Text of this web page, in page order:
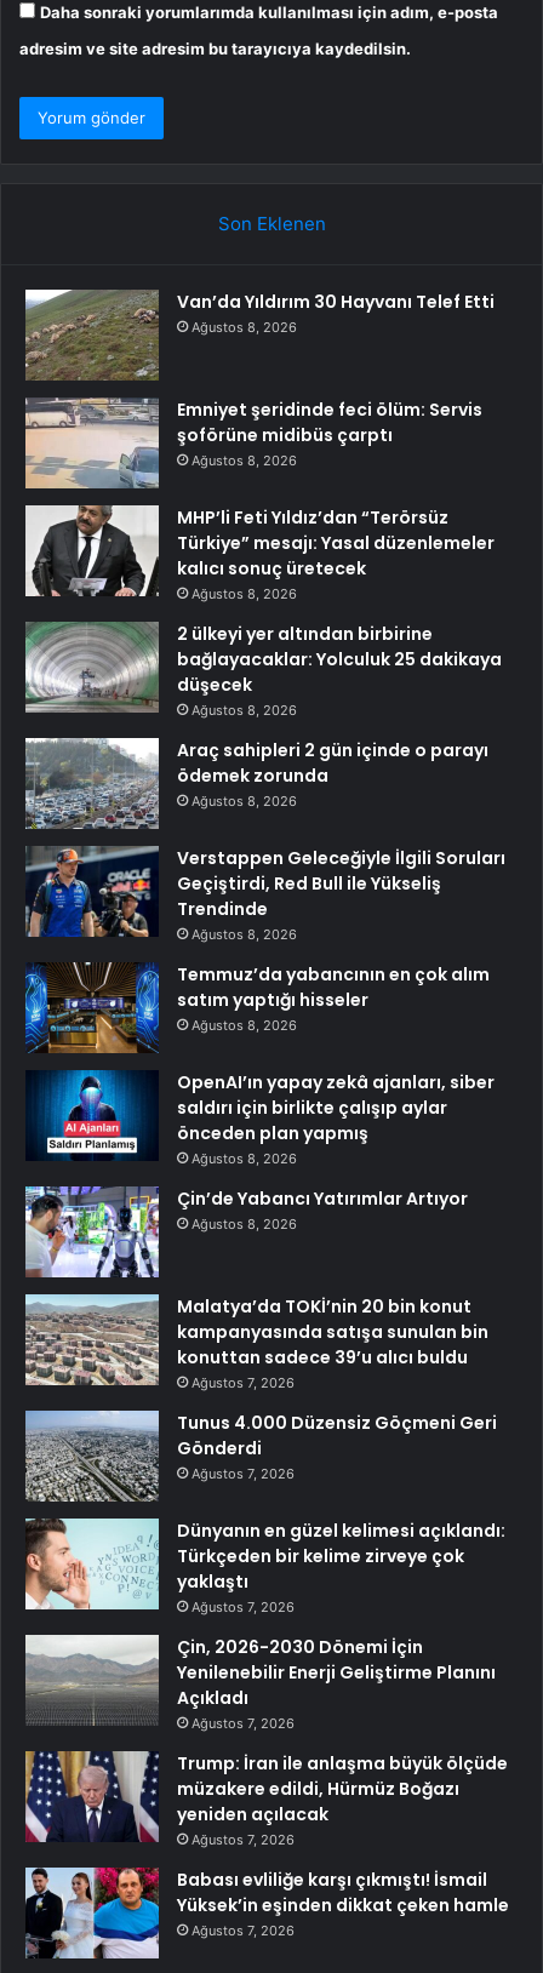
Daha sonraki yorumlarımda kullanılması için adım, e-posta
adresim ve site adresim bu tarayıcıya kaydedilsin.
Son Eklenen
Van’da Yıldırım 30 Hayvanı Telef Etti
Ağustos 8, 2026
Emniyet şeridinde feci ölüm: Servis
şoförüne midibüs çarptı
Ağustos 8, 2026
MHP’li Feti Yıldız’dan “Terörsüz
Türkiye” mesajı: Yasal düzenlemeler
kalıcı sonuç üretecek
Ağustos 8, 2026
2 ülkeyi yer altından birbirine
bağlayacaklar: Yolculuk 25 dakikaya
düşecek
Ağustos 8, 2026
Araç sahipleri 2 gün içinde o parayı
ödemek zorunda
Ağustos 8, 2026
Verstappen Geleceğiyle İlgili Soruları
Geçiştirdi, Red Bull ile Yükseliş
Trendinde
Ağustos 8, 2026
Temmuz’da yabancının en çok alım
satım yaptığı hisseler
Ağustos 8, 2026
OpenAI’ın yapay zekâ ajanları, siber
saldırı için birlikte çalışıp aylar
önceden plan yapmış
Ağustos 8, 2026
Çin’de Yabancı Yatırımlar Artıyor
Ağustos 8, 2026
Malatya’da TOKİ’nin 20 bin konut
kampanyasında satışa sunulan bin
konuttan sadece 39’u alıcı buldu
Ağustos 7, 2026
Tunus 4.000 Düzensiz Göçmeni Geri
Gönderdi
Ağustos 7, 2026
Dünyanın en güzel kelimesi açıklandı:
Türkçeden bir kelime zirveye çok
yaklaştı
Ağustos 7, 2026
Çin, 2026-2030 Dönemi İçin
Yenilenebilir Enerji Geliştirme Planını
Açıkladı
Ağustos 7, 2026
Trump: İran ile anlaşma büyük ölçüde
müzakere edildi, Hürmüz Boğazı
yeniden açılacak
Ağustos 7, 2026
Babası evliliğe karşı çıkmıştı! İsmail
Yüksek’in eşinden dikkat çeken hamle
Ağustos 7, 2026